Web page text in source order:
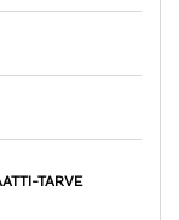
TARVE